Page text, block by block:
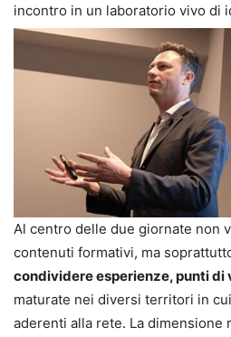
incontro in un laboratorio vivo di
Al centro delle due giornate non
contenuti formativi, ma
condividere esperienze, punti di
maturate nei diversi territori in
aderenti alla rete. La dimensione